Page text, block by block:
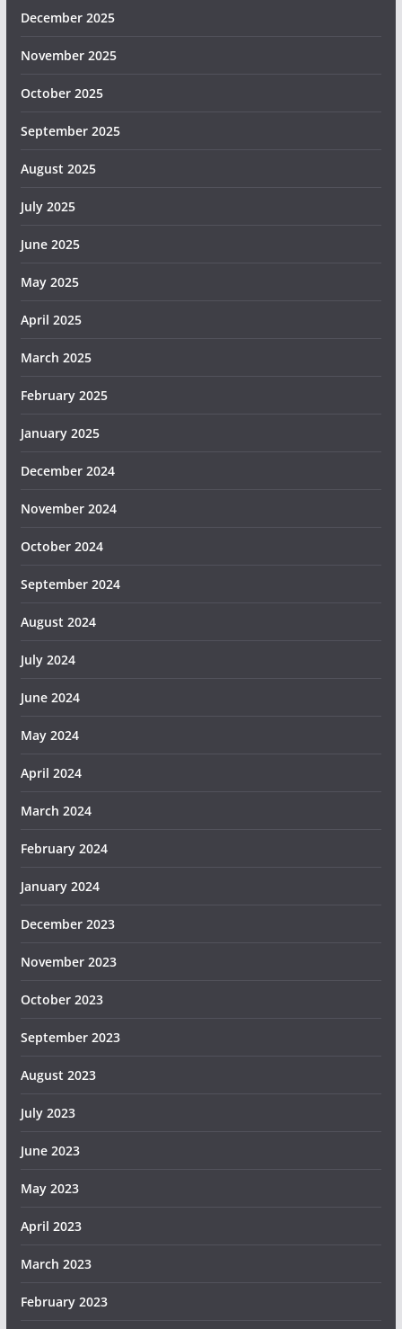
December 2025
November 2025
October 2025
September 2025
August 2025
July 2025
June 2025
May 2025
April 2025
March 2025
February 2025
January 2025
December 2024
November 2024
October 2024
September 2024
August 2024
July 2024
June 2024
May 2024
April 2024
March 2024
February 2024
January 2024
December 2023
November 2023
October 2023
September 2023
August 2023
July 2023
June 2023
May 2023
April 2023
March 2023
February 2023